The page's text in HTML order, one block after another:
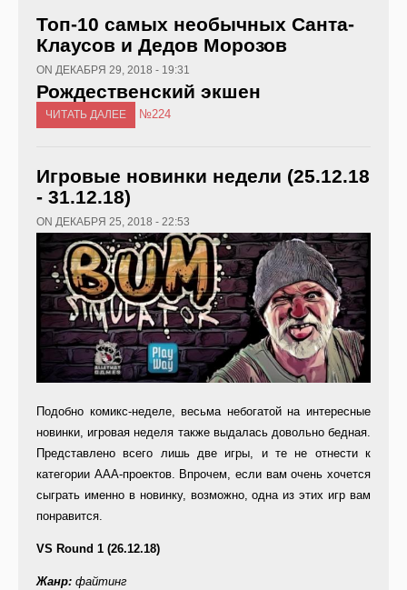
Топ-10 самых необычных Санта-
Клаусов и Дедов Морозов
ON ДЕКАБРЯ 29, 2018 - 19:31
Рождественский экшен
ЧИТАТЬ ДАЛЕЕ №224
Игровые новинки недели (25.12.18
- 31.12.18)
ON ДЕКАБРЯ 25, 2018 - 22:53
Подобно комикс-неделе, весьма небогатой на интересные
новинки, игровая неделя также выдалась довольно бедная.
Представлено всего лишь две игры, и те не отнести к
категории ААА-проектов. Впрочем, если вам очень хочется
сыграть именно в новинку, возможно, одна из этих игр вам
понравится.
VS Round 1 (26.12.18)
Жанр: файтинг